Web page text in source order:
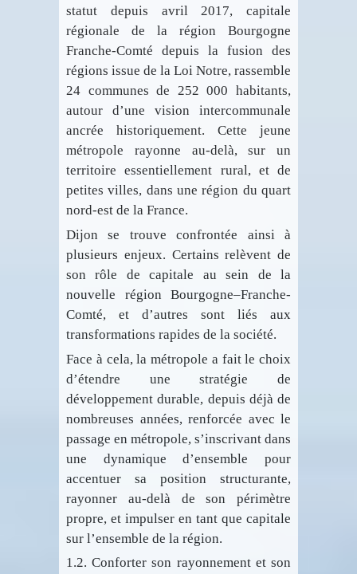
statut depuis avril 2017, capitale
régionale de la région Bourgogne
Franche-Comté depuis la fusion des
régions issue de la Loi Notre, rassemble
24 communes de 252 000 habitants,
autour d’une vision intercommunale
ancrée historiquement. Cette jeune
métropole rayonne au-delà, sur un
territoire essentiellement rural, et de
petites villes, dans une région du quart
nord-est de la France.
Dijon se trouve confrontée ainsi à
plusieurs enjeux. Certains relèvent de
son rôle de capitale au sein de la
nouvelle région Bourgogne–Franche-
Comté, et d’autres sont liés aux
transformations rapides de la société.
Face à cela, la métropole a fait le choix
d’étendre une stratégie de
développement durable, depuis déjà de
nombreuses années, renforcée avec le
passage en métropole, s’inscrivant dans
une dynamique d’ensemble pour
accentuer sa position structurante,
rayonner au-delà de son périmètre
propre, et impulser en tant que capitale
sur l’ensemble de la région.
1.2. Conforter son rayonnement et son